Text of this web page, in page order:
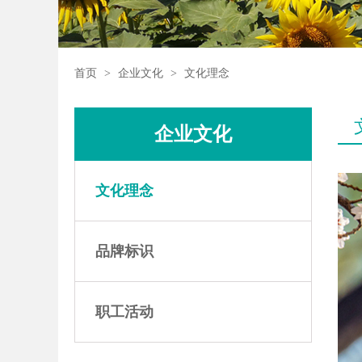
首页 > 企业文化 > 文化理念
企业文化
文化理念
品牌标识
职工活动